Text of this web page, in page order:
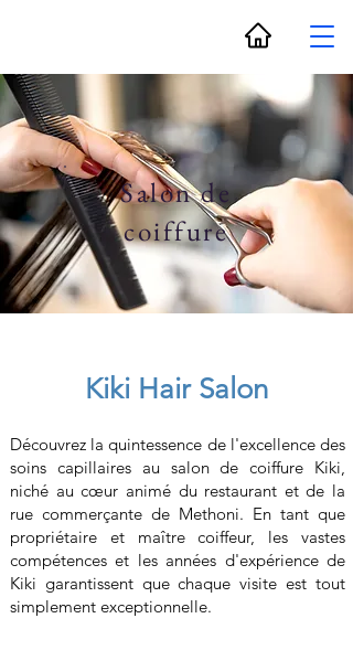
Salon de
coiffure
Kiki Hair Salon
Découvrez la quintessence de l'excellence des
soins capillaires au salon de coiffure Kiki,
niché au cœur animé du restaurant et de la
rue commerçante de Methoni. En tant que
propriétaire et maître coiffeur, les vastes
compétences et les années d'expérience de
Kiki garantissent que chaque visite est tout
simplement exceptionnelle.